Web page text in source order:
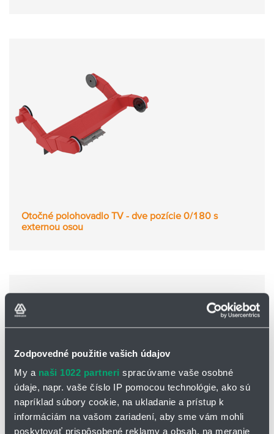
Zodpovedné použitie vašich údajov
My a naši 1022 partneri spracúvame vaše osobné
údaje, napr. vaše číslo IP pomocou technológie, ako sú
napríklad súbory cookie, na ukladanie a prístup k
informáciám na vašom zariadení, aby sme vám mohli
poskytovať prispôsobené reklamy a obsah, na meranie
Otočné polohovadlo TV - dve pozície 0/180 s
externou osou